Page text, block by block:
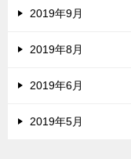
2019年9月
2019年8月
2019年6月
2019年5月